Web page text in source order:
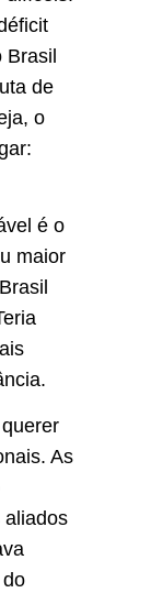
Brasil
de
o
é o
maior
As
aliados